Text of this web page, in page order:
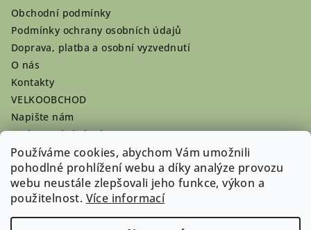
Používáme cookies, abychom Vám umožnili
pohodlné prohlížení webu a díky analýze provozu
webu neustále zlepšovali jeho funkce, výkon a
použitelnost. Více informací
Obchodní podmínky
Podmínky ochrany osobních údajů
Doprava, platba a osobní vyzvednutí
O nás
Kontakty
VELKOOBCHOD
Napište nám
Hodnocení obchodu
Registrace se vyplatí!
Pamlsky na míru
Nepřevzaté dobírky